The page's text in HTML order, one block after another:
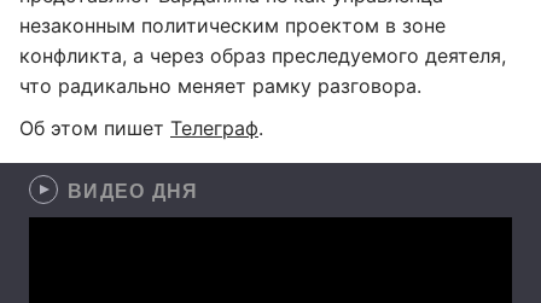
незаконным политическим проектом в зоне
конфликта, а через образ преследуемого деятеля,
что радикально меняет рамку разговора.
Об этом пишет Телеграф.
ВИДЕО ДНЯ